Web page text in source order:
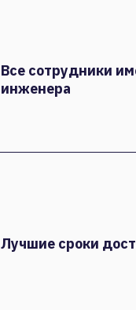
Все сотрудники
инженера
Лучшие сроки